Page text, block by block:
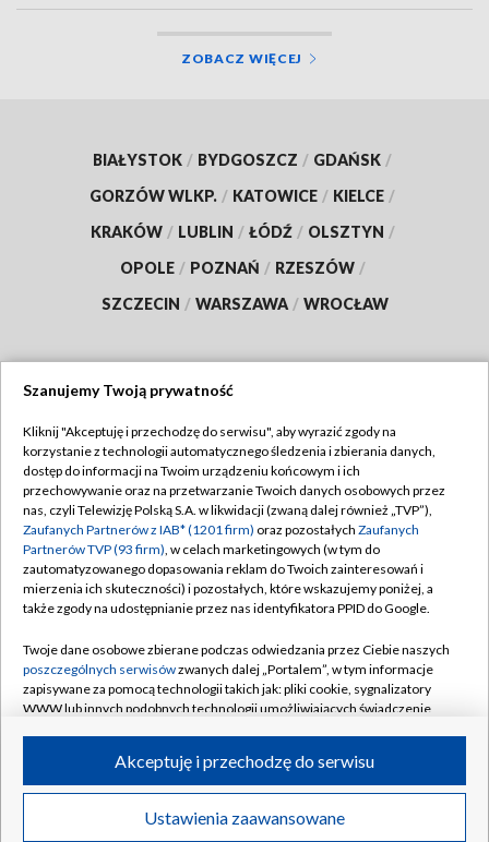
ZOBACZ WIĘCEJ
BIAŁYSTOK / BYDGOSZCZ / GDAŃSK /
GORZÓW WLKP. / KATOWICE / KIELCE /
KRAKÓW / LUBLIN / ŁÓDŹ / OLSZTYN /
OPOLE / POZNAŃ / RZESZÓW /
SZCZECIN / WARSZAWA / WROCŁAW
TVP
Abonament TVP
Emisja w TVP
Centrum informacji TVP
Naziemna Telewizja Cyfrowa
Rada Programowa
System NOS
Informacje o nadawcy
Program dla prasy
Regulamin TVP
Polityka prywatności
Moje zgody
Pomoc
Kontakt
Kanały
©2026 Telewizja Polska S.A. w likwidacji
Szanujemy Twoją prywatność
Kliknij "Akceptuję i przechodzę do serwisu", aby wyrazić zgody na
korzystanie z technologii automatycznego śledzenia i zbierania danych,
dostęp do informacji na Twoim urządzeniu końcowym i ich
przechowywanie oraz na przetwarzanie Twoich danych osobowych przez
nas, czyli Telewizję Polską S.A. w likwidacji (zwaną dalej również „TVP”),
Zaufanych Partnerów z IAB* (1201 firm) oraz pozostałych Zaufanych
Partnerów TVP (93 firm), w celach marketingowych (w tym do
zautomatyzowanego dopasowania reklam do Twoich zainteresowań i
mierzenia ich skuteczności) i pozostałych, które wskazujemy poniżej, a
także zgody na udostępnianie przez nas identyfikatora PPID do Google.
Twoje dane osobowe zbierane podczas odwiedzania przez Ciebie naszych
poszczególnych serwisówzwanych dalej „Portalem”, w tym informacje
zapisywane za pomocą technologii takich jak: pliki cookie, sygnalizatory
WWW lub innych podobnych technologii umożliwiających świadczenie
ruchu w Internecie.
Twoje dane osobowe zbierane podczas odwiedzania przez Ciebie
poszczególnych serwisówna Portalu, takie jak adresy IP, identyfikatory
Ustawienia zaawansowane
Akceptuję i przechodzę do serwisu